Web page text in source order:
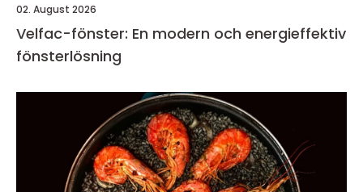
02. August 2026
Velfac-fönster: En modern och energieffektiv
fönsterlösning